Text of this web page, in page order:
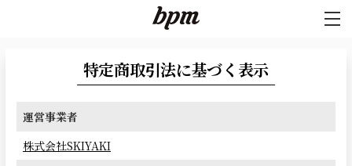
特定商取引法に基づく表示
運営事業者
株式会社SKIYAKI